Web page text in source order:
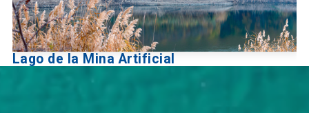
Lago de la Mina Artificial